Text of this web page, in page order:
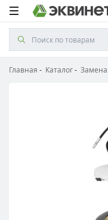
Главная Каталог